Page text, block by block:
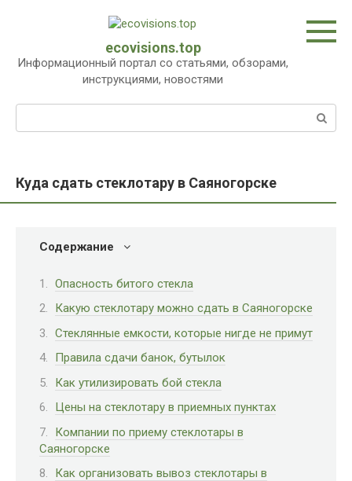
ecovisions.top
Информационный портал со статьями, обзорами,
инструкциями, новостями
Куда сдать стеклотару в Саяногорске
Содержание
Опасность битого стекла
Какую стеклотару можно сдать в Саяногорске
Стеклянные емкости, которые нигде не примут
Правила сдачи банок, бутылок
Как утилизировать бой стекла
Цены на стеклотару в приемных пунктах
Компании по приему стеклотары в
Саяногорске
Как организовать вывоз стеклотары в